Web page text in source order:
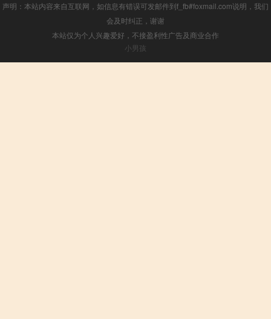
声明：本站内容来自互联网，如信息有错误可发邮件到f_fb#foxmail.com说明，我们
会及时纠正，谢谢
本站仅为个人兴趣爱好，不接盈利性广告及商业合作
小男孩